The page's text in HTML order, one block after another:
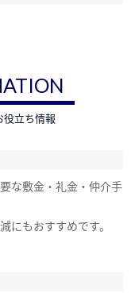
立ち情報
な敷金・礼金・仲介手
にもおすすめです。